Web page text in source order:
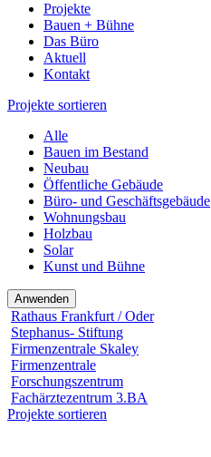
Projekte
Bauen + Bühne
Das Büro
Aktuell
Kontakt
Projekte sortieren
Alle
Bauen im Bestand
Neubau
Öffentliche Gebäude
Büro- und Geschäftsgebäude
Wohnungsbau
Holzbau
Solar
Kunst und Bühne
Rathaus Frankfurt / Oder
Stephanus- Stiftung
Firmenzentrale Skaley
Firmenzentrale
Forschungszentrum
Fachärztezentrum 3.BA
Projekte sortieren